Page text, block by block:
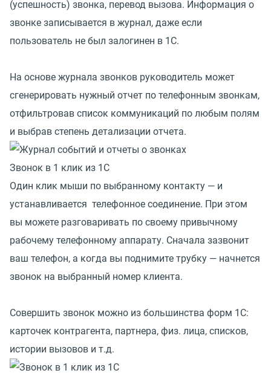
(успешность) звонка, перевод вызова. Информация о
звонке записывается в журнал, даже если
пользователь не был залогинен в 1С.
На основе журнала звонков руководитель может
сгенерировать нужный отчет по телефонным звонкам,
отфильтровав список коммуникаций по любым полям
и выбрав степень детализации отчета.
Звонок в 1 клик из 1С
Один клик мыши по выбранному контакту — и
устанавливается телефонное соединение. При этом
вы можете разговаривать по своему привычному
рабочему телефонному аппарату. Сначала зазвонит
ваш телефон, а когда вы поднимите трубку — начнется
звонок на выбранный номер клиента.
Совершить звонок можно из большинства форм 1C:
карточек контрагента, партнера, физ. лица, списков,
истории вызовов и т.д.